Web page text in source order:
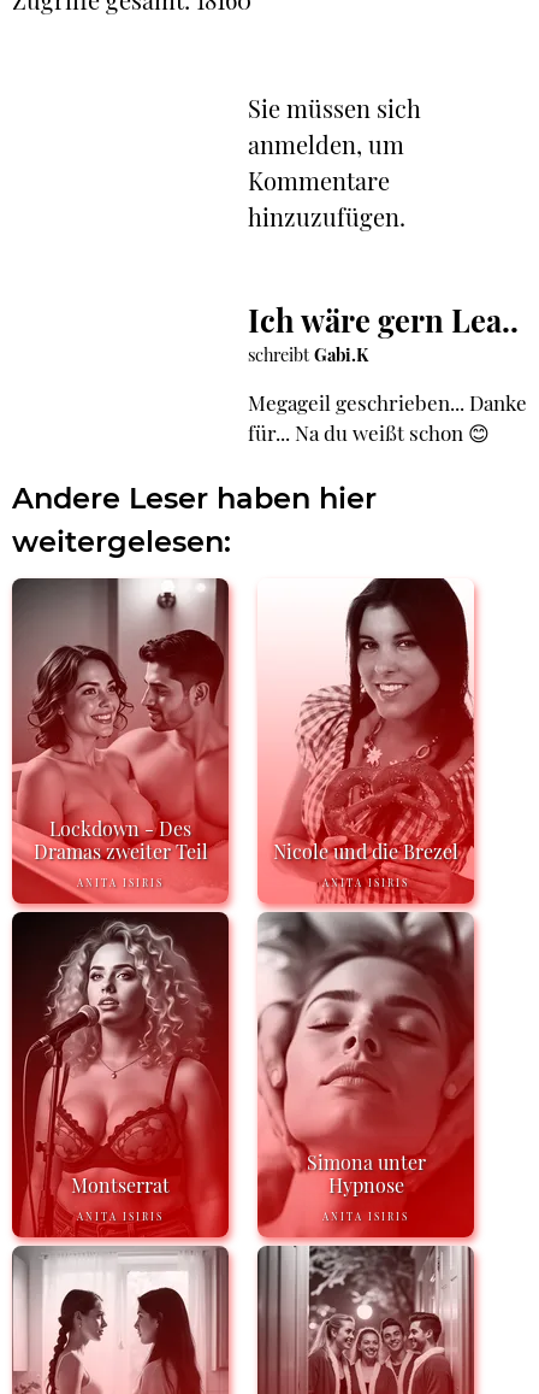
Sie müssen sich
anmelden, um
Kommentare
hinzuzufügen.
Ich wäre gern Lea..
schreibtGabi.K
Megageil geschrieben... Danke
für... Na du weißt schon 😊
Andere Leser haben hier
weitergelesen:
Lockdown - Des
Dramas zweiter Teil
ANITA ISIRIS
Nicole und die Brezel
ANITA ISIRIS
Montserrat
ANITA ISIRIS
Simona unter
Hypnose
ANITA ISIRIS